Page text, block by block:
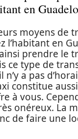
en
moyens de
l’habitant en
prendre le
ce type de
n’y a pas
constitue
à vous.
onéreux. La
de faire une